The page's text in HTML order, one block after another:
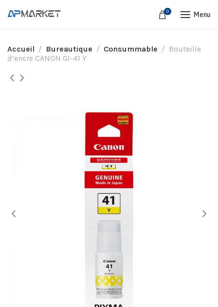
0 Menu
Accueil Bureautique Consummable
Bouteille
d’encre CANON GI-41 Y